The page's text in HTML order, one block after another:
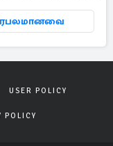
USER POLICY
POLICY